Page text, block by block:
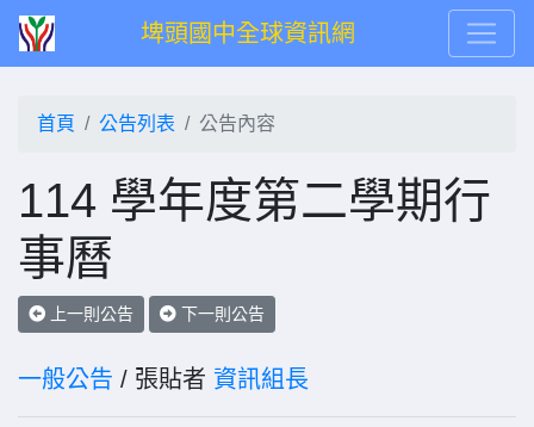
埤頭國中全球資訊網
首頁 公告列表 公告內容
114 學年度第二學期行
事曆
上一則公告 下一則公告
一般公告 / 張貼者 資訊組長